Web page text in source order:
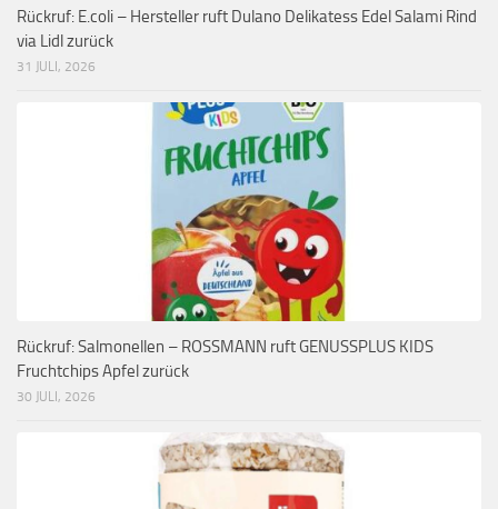
Rückruf: E.coli – Hersteller ruft Dulano Delikatess Edel Salami Rind
via Lidl zurück
31 JULI, 2026
Rückruf: Salmonellen – ROSSMANN ruft GENUSSPLUS KIDS
Fruchtchips Apfel zurück
30 JULI, 2026